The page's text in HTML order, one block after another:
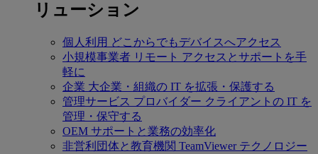
リューション
個人利用 どこからでもデバイスへアクセス
小規模事業者 リモート アクセスとサポートを手
軽に
企業 大企業・組織の IT を拡張・保護する
管理サービス プロバイダー クライアントの IT を
管理・保守する
OEM サポートと業務の効率化
非営利団体と教育機関 TeamViewer テクノロジー